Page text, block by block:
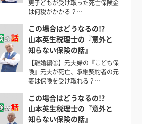
更子どもが受け取った死亡保険金
は何税がかかる？…
この場合はどうなるの!?
山本英生税理士の『意外と
知らない保険の話』
【離婚編②】元夫婦の『こども保
険』元夫が死亡、承継契約者の元
妻は保険を受け取れる？…
この場合はどうなるの!?
山本英生税理士の『意外と
知らない保険の話』